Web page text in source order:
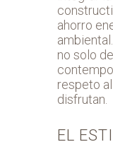
ahorro
no solo
respeto
disfrutan.
EL